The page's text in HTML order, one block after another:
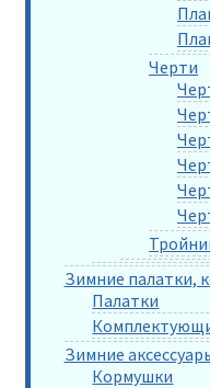
Черти
Зимние палатки,
Палатки
Зимние
Кормушки